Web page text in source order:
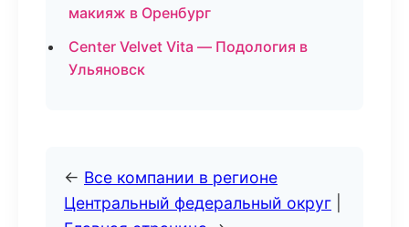
макияж в Оренбург
Center Velvet Vita — Подология в
Ульяновск
← Все компании в регионе
Центральный федеральный округ